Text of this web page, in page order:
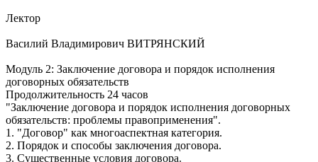
Лектор
Василий Владимирович ВИТРЯНСКИЙ
Модуль 2: Заключение договора и порядок исполнения
договорных обязательств
Продолжительность 24 часов
"Заключение договора и порядок исполнения договорных
обязательств: проблемы правоприменения".
1. "Договор" как многоаспектная категория.
2. Порядок и способы заключения договора.
3. Существенные условия договора.